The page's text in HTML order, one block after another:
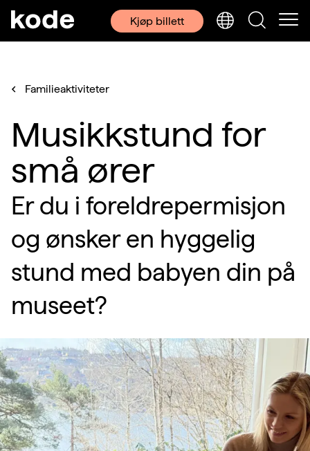
Kjøp billett
Familieaktiviteter
Musikkstund for
små ører
Er du i foreldrepermisjon
og ønsker en hyggelig
stund med babyen din på
museet?